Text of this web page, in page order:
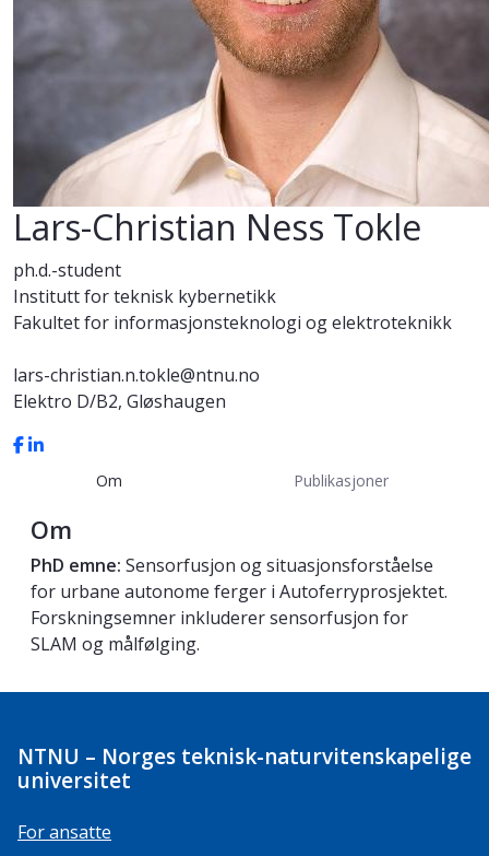
Lars-Christian Ness Tokle
ph.d.-student
Institutt for teknisk kybernetikk
Fakultet for informasjonsteknologi og elektroteknikk
lars-christian.n.tokle@ntnu.no
Elektro D/B2, Gløshaugen
Om Publikasjoner
Om
PhD emne: Sensorfusjon og situasjonsforståelse
for urbane autonome ferger i Autoferryprosjektet.
Forskningsemner inkluderer sensorfusjon for
SLAM og målfølging.
NTNU – Norges teknisk-naturvitenskapelige
universitet
For ansatte